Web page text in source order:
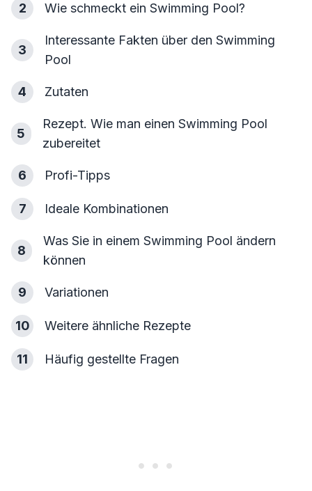
2 Wie schmeckt ein Swimming Pool?
3
Interessante Fakten über den Swimming
Pool
4 Zutaten
5
Rezept. Wie man einen Swimming Pool
zubereitet
6 Profi-Tipps
7 Ideale Kombinationen
8
Was Sie in einem Swimming Pool ändern
können
9 Variationen
10 Weitere ähnliche Rezepte
11 Häufig gestellte Fragen